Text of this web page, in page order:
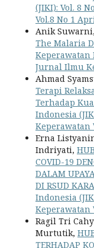
(JIKI): Vol. 8
Vol.8 No 1
Anik
The Malaria
Keperawatan
Jurnal Ilmu
Ahmad
Terapi
Terhadap
Indonesia
Keperawatan
Erna
Indriyati,
COVID-19
DALAM
DI RSUD
Indonesia
Keperawatan
Ragil Tri
Murtutik,
TERHADAP